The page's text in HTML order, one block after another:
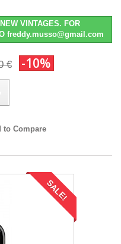
VINTAGES. FOR
freddy.musso@gmail.com
€ -10%
to Compare
SALE!